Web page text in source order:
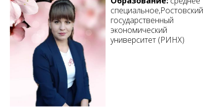
специальное,Ростовский
государственный
экономический
университет (РИНХ)